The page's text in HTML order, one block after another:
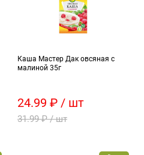
Каша Мастер Дак овсяная с
малиной 35г
24.99 ₽ / шт
31.99 ₽ / шт